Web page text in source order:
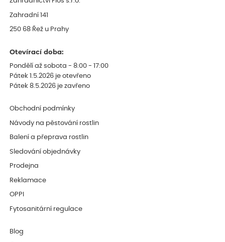
Zahradní 141
250 68 Řež u Prahy
Otevírací doba:
Pondělí až sobota - 8:00 - 17:00
Pátek 1.5.2026 je otevřeno
Pátek 8.5.2026 je zavřeno
Obchodní podmínky
Návody na pěstování rostlin
Balení a přeprava rostlin
Sledování objednávky
Prodejna
Reklamace
OPPI
Fytosanitární regulace
Blog